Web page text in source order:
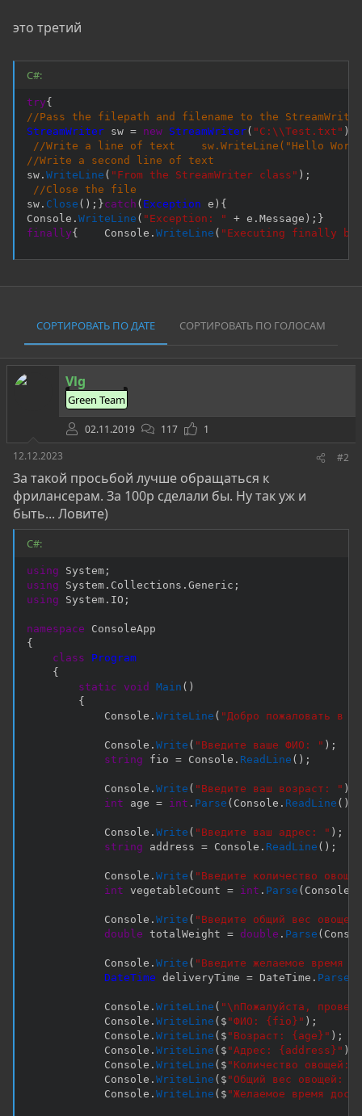
это третий
C#:
try{
//Pass the filepath and filename to the
StreamWriter sw = new StreamWriter( "C:\\Test.txt" )
//Write a line of text    sw.WriteLine("Hello
//Write a second line of text
sw . WriteLine ( "From the StreamWriter class" ) ;
//Close the file
sw . Close ( ) ; }catch ( Exception e ) {
Console . WriteLine ( "Exception: " + e . Message ) ; }
finally{
    Console
. WriteLine ( "Executing finally
СОРТИРОВАТЬ ПО ДАТЕ СОРТИРОВАТЬ ПО ГОЛОСАМ
Vlg
Green Team
02.11.2019 117
1
12.12.2023
#2
За такой просьбой лучше обращаться к
фрилансерам. За 100р сделали бы. Ну так уж и
быть... Ловите)
C#:
using System ;
using System . Collections . Generic ;
using System . IO ;
namespace
{
class
Program
{
static
void Main ( )
{
            Console
. WriteLine ( "Добро пожаловать в
            Console
. Write ( "Введите ваше ФИО: " ) ;
string fio = Console . ReadLine ( ) ;
            Console
. Write ( "Введите ваш возраст: " )
int age = int . Parse ( Console . ReadLine ( )
            Console
. Write ( "Введите ваш адрес: " ) ;
string address = Console . ReadLine ( ) ;
            Console
. Write ( "Введите количество
int vegetableCount = int . Parse ( Console
            Console
. Write ( "Введите общий вес
double totalWeight = double . Parse (
            Console
. Write ( "Введите желаемое время
DateTime deliveryTime = DateTime . Parse
            Console
. WriteLine ( "\nПожалуйста,
            Console
. WriteLine ( $ "ФИО: {fio}" ) ;
            Console
. WriteLine ( $ "Возраст: {age}" ) ;
            Console
. WriteLine ( $ "Адрес: {address}" )
            Console
. WriteLine ( $ "Количество овощей:
            Console
. WriteLine ( $ "Общий вес овощей:
            Console
. WriteLine ( $ "Желаемое время